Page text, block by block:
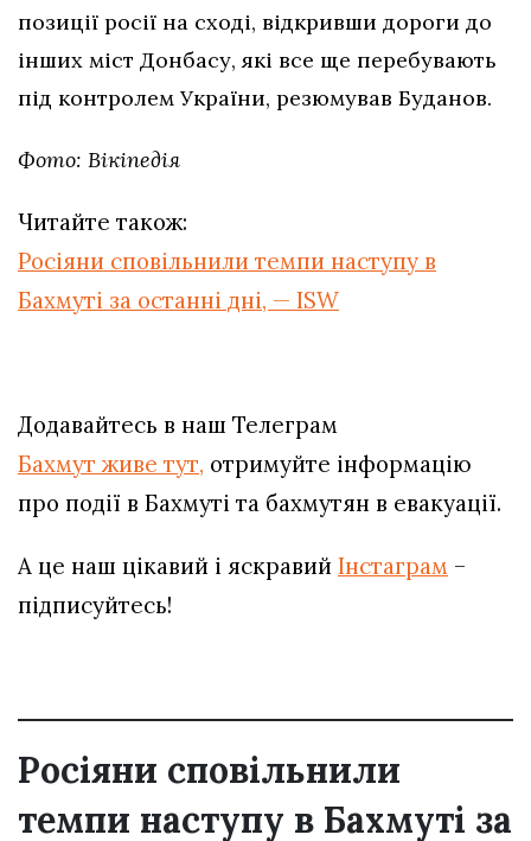
позиції росії на сході, відкривши дороги до
інших міст Донбасу, які все ще перебувають
під контролем України, резюмував Буданов.
Фото: Вікіпедія
Читайте також:
Росіяни сповільнили темпи наступу в
Бахмуті за останні дні, — ISW
Додавайтесь в наш Телеграм
Бахмут живе тут, отримуйте інформацію
про події в Бахмуті та бахмутян в евакуації.
А це наш цікавий і яскравий Інстаграм –
підписуйтесь!
Росіяни сповільнили
темпи наступу в Бахмуті за